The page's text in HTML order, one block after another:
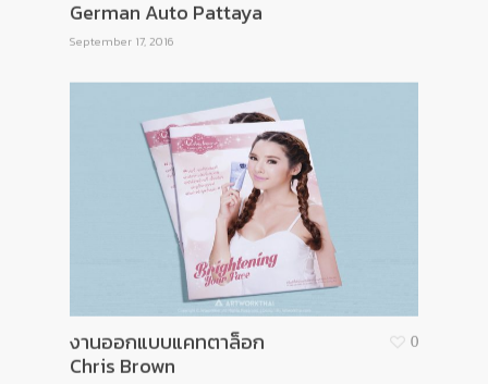
German Auto Pattaya
September 17, 2016
งานออกแบบแคทตาล็อก
Chris Brown
0